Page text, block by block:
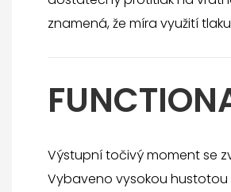
znamená, že míra využití
Výstupní točivý moment se
Vybaveno vysokou hustotou